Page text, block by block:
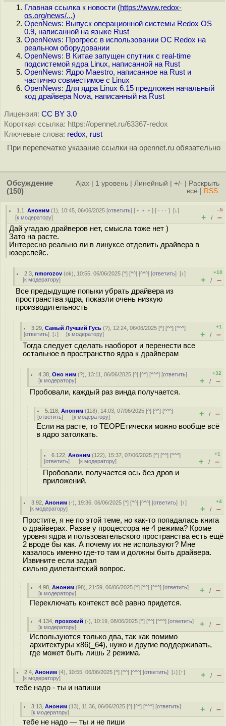
Главная ссылка к новости (https://www.redox-
os.org/news/...)
OpenNews: Выпуск операционной системы Redox OS
0.9, написанной на языке Rust
OpenNews: Прогресс в использовании ОС Redox на
реальном оборудовании
OpenNews: В Китае запущен спутник с real-time
подсистемой ядра Linux, написанной на Rust
OpenNews: Ядро Maestro, написанное на Rust и
частично совместимое с Linux
OpenNews: Для ядра Linux 6.15 предложен начальный
код драйвера Nova, написанный на Rust
Лицензия: CC BY 3.0
Короткая ссылка: https://opennet.ru/63367-redox
Ключевые слова: redox, rust
При перепечатке указание ссылки на opennet.ru обязательно
Обсуждение
(150)
Ajax 1 уровень Линейный +/-
Раскрыть
всё
RSS
1.1 ,Аноним (1), 10:45, 06/06/2025 [ответить] [ ﹢﹢﹢] [ · · ·][↓]
[к модератору]
–5
+ / –
Дай угадаю драйверов нет, смысла тоже нет )
Зато на расте.
Интересно реально ли в линуксе отделить драйвера в
юзерспейс.
2.3 ,nmorozov (ok), 10:55, 06/06/2025 [^] [^^] [^^^] [ответить][↓]
[к модератору]
+10
+ / –
Все предыдущие попыки убрать драйвера из
пространства ядра, показли очень низкую
производительность
3.29 ,Самый Лучший Гусь (?), 12:24, 06/06/2025 [^] [^^] [^^^]
[ответить] [↓] [к модератору]
+1
+ / –
Тогда следует сделать наоборот и перенести все
остальное в пространство ядра к драйверам
4.38 ,Оно ним (?), 13:11, 06/06/2025 [^] [^^] [^^^] [ответить]
[к модератору]
+32
+ / –
Пробовали, каждый раз винда получается.
5.118 ,Аноним (118), 14:03, 07/06/2025 [^] [^^] [^^^]
[ответить] [к модератору] + / –
Если на расте, то ТЕОРЕтически можно вообще всё
в ядро затолкать.
6.122 ,Аноним (122), 15:37, 07/06/2025 [^] [^^] [^^^]
[ответить] [к модератору]
+1
+ / –
Пробовали, получается ось без дров и
приложений.
3.92 ,Аноним (-), 19:36, 06/06/2025 [^] [^^] [^^^] [ответить][↑]
[к модератору]
+4
+ / –
Простите, я не по этой теме, но как-то попадалась книга
о драйверах. Разве у процессора не 4 режима? Кроме
уровня ядра и пользовательского пространства есть ещё
2 вроде бы как. А почему их не используют? Мне
казалось именно где-то там и должны быть драйвера.
Извините если задал
сильно дилетантский вопрос.
4.98 ,Аноним (98), 21:59, 06/06/2025 [^] [^^] [^^^] [ответить]
[к модератору] + / –
Переключать контекст всё равно придется.
4.134 ,прохожий (-), 10:19, 08/06/2025 [^] [^^] [^^^] [ответить]
[к модератору] + / –
Используются только два, так как помимо
архитектуры x86(_64), нужо и другие поддерживать,
где может быть лишь 2 режима.
2.4 ,Аноним (4), 10:55, 06/06/2025 [^] [^^] [^^^] [ответить][↓] [↑]
[к модератору] + / –
тебе надо - ты и напиши
3.13 ,Аноним (13), 11:36, 06/06/2025 [^] [^^] [^^^] [ответить]
[к модератору] + / –
тебе не надо — ты и не пиши